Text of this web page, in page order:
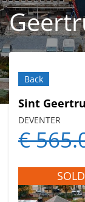
Back
Sint
DEVENTER
€
SOLD